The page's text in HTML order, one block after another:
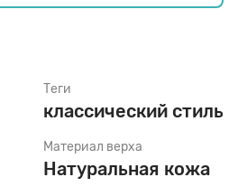
Теги
классический стиль
Материал верха
Натуральная кожа